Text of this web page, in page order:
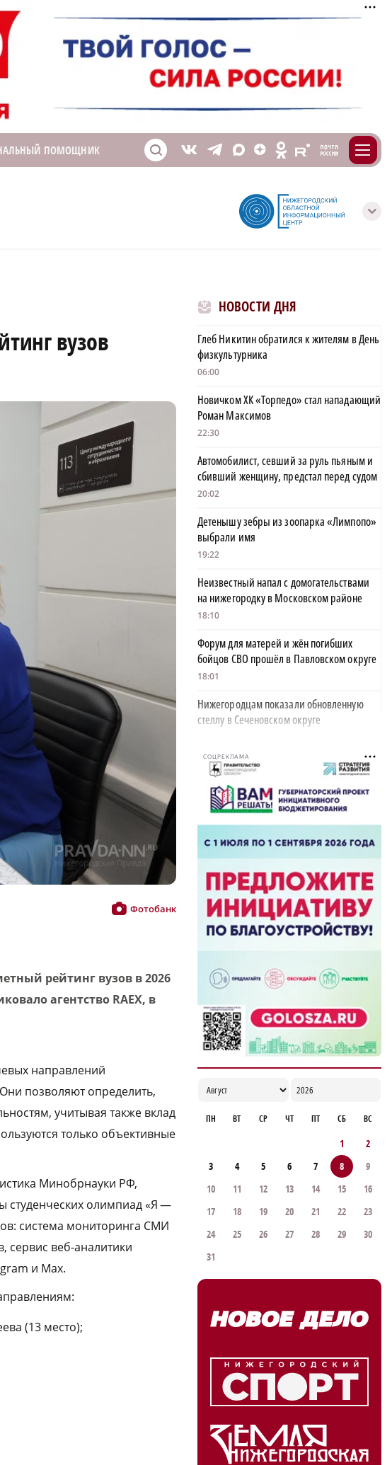
ПОМОЩНИК S V T X Z O E m
с
вузов
Фотобанк
рейтинг вузов в 2026
агентство RAEX, в
направлений
позволяют определить,
учитывая также вклад
только объективные
Минобрнауки РФ,
студенческих олимпиад «Я —
система мониторинга СМИ
сервис веб-аналитики
и Mах.
(13 место);
НОВОСТИ ДНЯ
Глеб Никитин обратился к жителям в День
физкультурника
06:00
Новичком ХК «Торпедо» стал нападающий
Роман Максимов
22:30
Автомобилист, севший за руль пьяным и
сбивший женщину, предстал перед судом
20:02
Детенышу зебры из зоопарка «Лимпопо»
выбрали имя
19:22
Неизвестный напал с домогательствами
на нижегородку в Московском районе
18:10
Форум для матерей и жён погибших
бойцов СВО прошёл в Павловском округе
18:01
Нижегородцам показали обновленную
стеллу в Сеченовском округе
Исправительные работы получил
нижегородец с долгом по алиментам 700
тысяч рублей
17:37
Обращения пострадавших продавцов WB
рассмотрят на заседании оперштаба в
августе
17:21
Нижегородская область вошла в число
лидеров научно-популярного туризма
17:10
СОЦРЕКЛАМА
ПН ВТ СР ЧТ ПТ СБ ВС
1
2
3
4 5 6 7 8
9
10
11 12 13 14 15
16
17
18 19 20 21 22
23
24
25 26 27 28 29
30
31